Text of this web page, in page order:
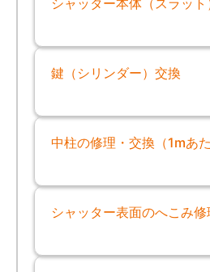
鍵（シリンダー）交換
中柱の修理・交換（1mあた
シャッター表面のへこみ修